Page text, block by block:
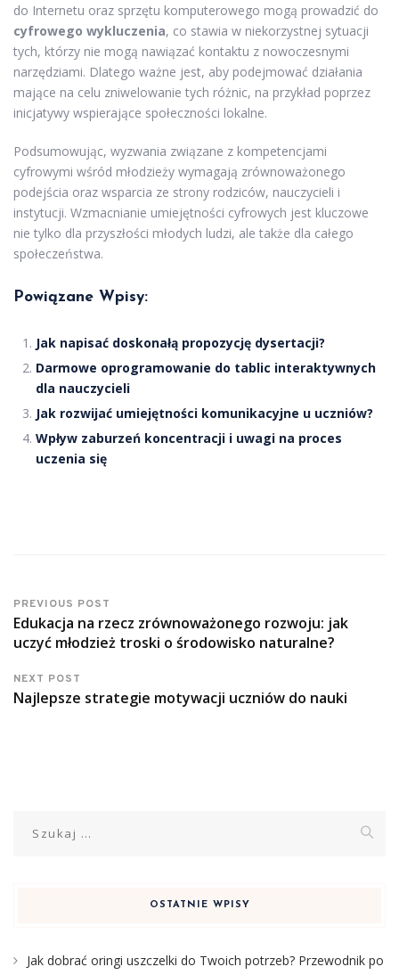
do Internetu oraz sprzętu komputerowego mogą prowadzić do
cyfrowego wykluczenia, co stawia w niekorzystnej sytuacji
tych, którzy nie mogą nawiązać kontaktu z nowoczesnymi
narzędziami. Dlatego ważne jest, aby podejmować działania
mające na celu zniwelowanie tych różnic, na przykład poprzez
inicjatywy wspierające społeczności lokalne.
Podsumowując, wyzwania związane z kompetencjami
cyfrowymi wśród młodzieży wymagają zrównoważonego
podejścia oraz wsparcia ze strony rodziców, nauczycieli i
instytucji. Wzmacnianie umiejętności cyfrowych jest kluczowe
nie tylko dla przyszłości młodych ludzi, ale także dla całego
społeczeństwa.
Powiązane Wpisy:
Jak napisać doskonałą propozycję dysertacji?
Darmowe oprogramowanie do tablic interaktywnych
dla nauczycieli
Jak rozwijać umiejętności komunikacyjne u uczniów?
Wpływ zaburzeń koncentracji i uwagi na proces
uczenia się
PREVIOUS POST
Edukacja na rzecz zrównoważonego rozwoju: jak
uczyć młodzież troski o środowisko naturalne?
NEXT POST
Najlepsze strategie motywacji uczniów do nauki
OSTATNIE WPISY
Jak dobrać oringi uszczelki do Twoich potrzeb? Przewodnik po